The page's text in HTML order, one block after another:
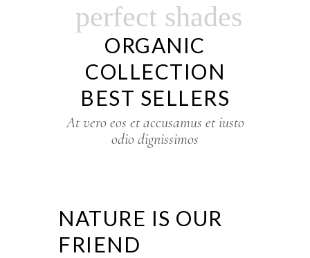
perfect shades
ORGANIC
COLLECTION
BEST SELLERS
At vero eos et accusamus et iusto
odio dignissimos
NATURE IS OUR
FRIEND